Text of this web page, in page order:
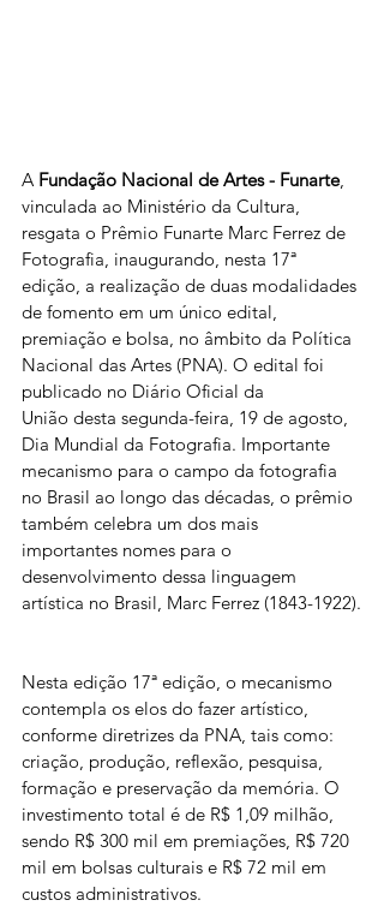
A Fundação Nacional de Artes - Funarte,
vinculada ao Ministério da Cultura,
resgata o Prêmio Funarte Marc Ferrez de
Fotografia, inaugurando, nesta 17ª
edição, a realização de duas modalidades
de fomento em um único edital,
premiação e bolsa, no âmbito da Política
Nacional das Artes (PNA). O edital foi
publicado no Diário Oficial da
União desta segunda-feira, 19 de agosto,
Dia Mundial da Fotografia. Importante
mecanismo para o campo da fotografia
no Brasil ao longo das décadas, o prêmio
também celebra um dos mais
importantes nomes para o
desenvolvimento dessa linguagem
artística no Brasil, Marc Ferrez (1843-1922).
Nesta edição 17ª edição, o mecanismo
contempla os elos do fazer artístico,
conforme diretrizes da PNA, tais como:
criação, produção, reflexão, pesquisa,
formação e preservação da memória. O
investimento total é de R$ 1,09 milhão,
sendo R$ 300 mil em premiações, R$ 720
mil em bolsas culturais e R$ 72 mil em
custos administrativos.